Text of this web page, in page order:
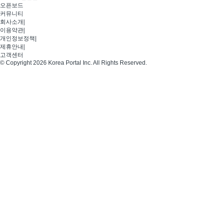
오픈보드
커뮤니티
회사소개
이용약관
개인정보정책
제휴안내
고객센터
© Copyright 2026 Korea Portal Inc. All Rights Reserved.